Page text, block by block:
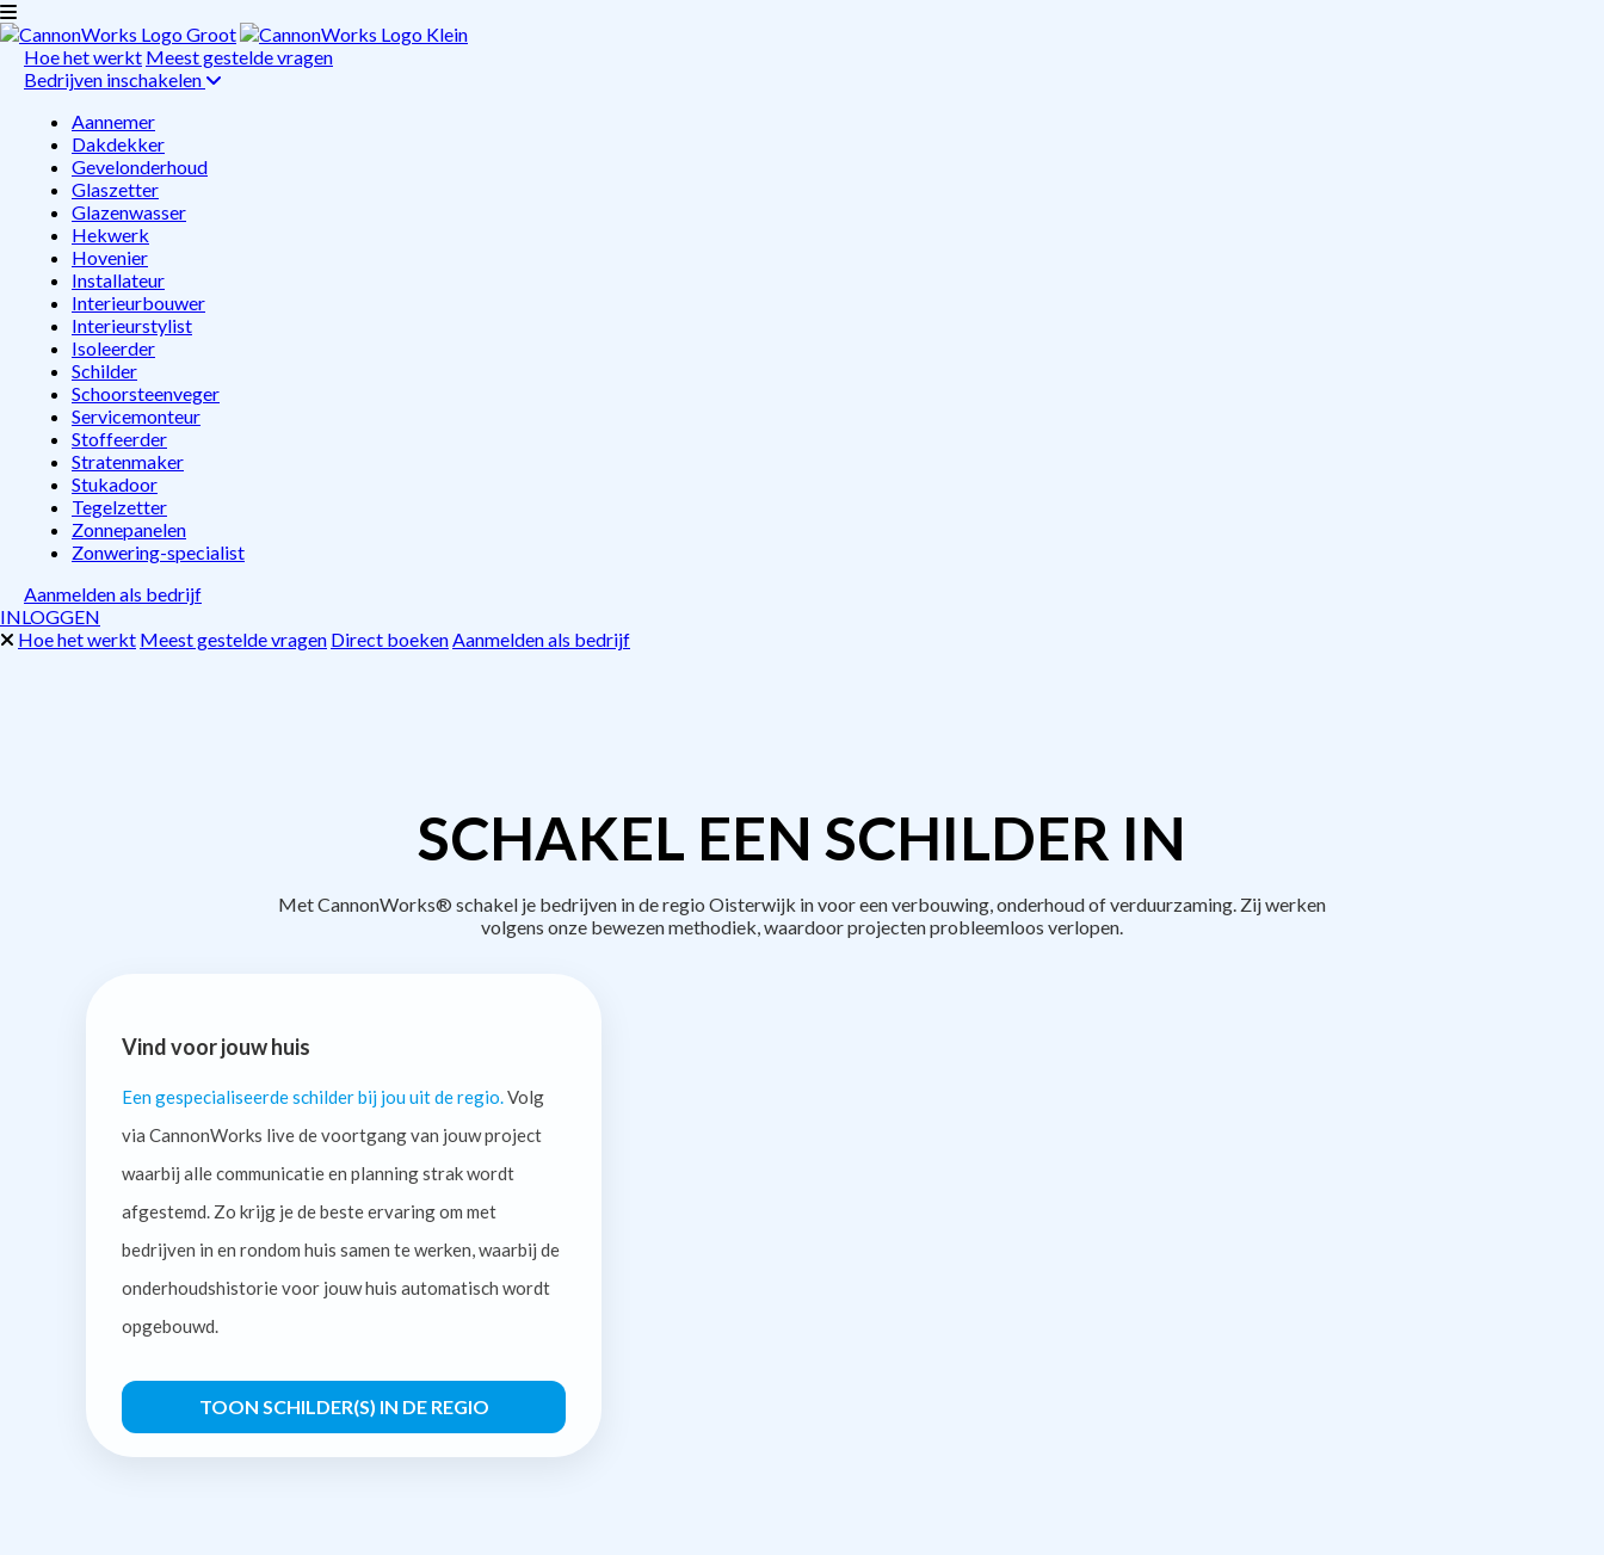
Hoe het werkt Meest gestelde vragen
Bedrijven inschakelen
Aannemer
Dakdekker
Gevelonderhoud
Glaszetter
Glazenwasser
Hekwerk
Hovenier
Installateur
Interieurbouwer
Interieurstylist
Isoleerder
Schilder
Schoorsteenveger
Servicemonteur
Stoffeerder
Stratenmaker
Stukadoor
Tegelzetter
Zonnepanelen
Zonwering-specialist
Aanmelden als bedrijf
INLOGGEN
Hoe het werkt Meest gestelde vragen Direct boekenAanmelden als bedrijf
SCHAKEL EEN SCHILDER IN
Met CannonWorks® schakel je bedrijven in de regio Oisterwijk in voor een verbouwing, onderhoud of verduurzaming. Zij werken
volgens onze bewezen methodiek, waardoor projecten probleemloos verlopen.
Vind voor jouw huis
Een gespecialiseerde schilder bij jou uit de regio. Volg
via CannonWorks live de voortgang van jouw project
waarbij alle communicatie en planning strak wordt
afgestemd. Zo krijg je de beste ervaring om met
bedrijven in en rondom huis samen te werken, waarbij de
onderhoudshistorie voor jouw huis automatisch wordt
opgebouwd.
TOON SCHILDER(S) IN DE REGIO